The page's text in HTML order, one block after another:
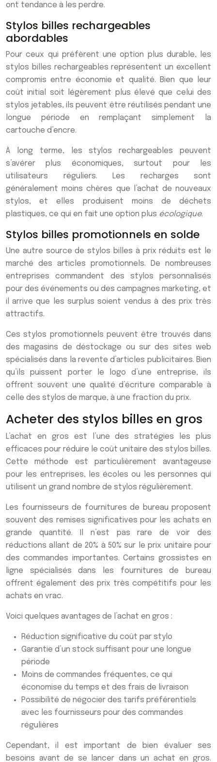
ont tendance à les perdre.
Stylos billes rechargeables
abordables
Pour ceux qui préfèrent une option plus durable, les
stylos billes rechargeables représentent un excellent
compromis entre économie et qualité. Bien que leur
coût initial soit légèrement plus élevé que celui des
stylos jetables, ils peuvent être réutilisés pendant une
longue période en remplaçant simplement la
cartouche d’encre.
À long terme, les stylos rechargeables peuvent
s’avérer plus économiques, surtout pour les
utilisateurs réguliers. Les recharges sont
généralement moins chères que l’achat de nouveaux
stylos, et elles produisent moins de déchets
plastiques, ce qui en fait une option plus écologique.
Stylos billes promotionnels en solde
Une autre source de stylos billes à prix réduits est le
marché des articles promotionnels. De nombreuses
entreprises commandent des stylos personnalisés
pour des événements ou des campagnes marketing, et
il arrive que les surplus soient vendus à des prix très
attractifs.
Ces stylos promotionnels peuvent être trouvés dans
des magasins de déstockage ou sur des sites web
spécialisés dans la revente d’articles publicitaires. Bien
qu’ils puissent porter le logo d’une entreprise, ils
offrent souvent une qualité d’écriture comparable à
celle des stylos de marque, à une fraction du prix.
Acheter des stylos billes en gros
L’achat en gros est l’une des stratégies les plus
efficaces pour réduire le coût unitaire des stylos billes.
Cette méthode est particulièrement avantageuse
pour les entreprises, les écoles ou les personnes qui
utilisent un grand nombre de stylos régulièrement.
Les fournisseurs de fournitures de bureau proposent
souvent des remises significatives pour les achats en
grande quantité. Il n’est pas rare de voir des
réductions allant de 20% à 50% sur le prix unitaire pour
des commandes importantes. Certains grossistes en
ligne spécialisés dans les fournitures de bureau
offrent également des prix très compétitifs pour les
achats en vrac.
Voici quelques avantages de l’achat en gros :
Réduction significative du coût par stylo
Garantie d’un stock suffisant pour une longue
période
Moins de commandes fréquentes, ce qui
économise du temps et des frais de livraison
Possibilité de négocier des tarifs préférentiels
avec les fournisseurs pour des commandes
régulières
Cependant, il est important de bien évaluer ses
besoins avant de se lancer dans un achat en gros.